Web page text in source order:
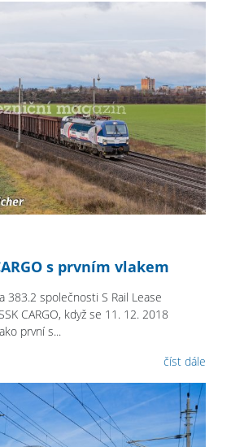
s prvním vlakem
383.2 společnosti S Rail Lease
CARGO, když se 11. 12. 2018
první s...
číst dále